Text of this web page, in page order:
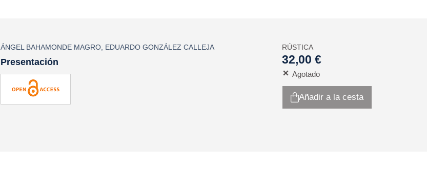
ÁNGEL BAHAMONDE MAGRO EDUARDO GONZÁLEZ CALLEJA
Presentación
RÚSTICA
32,00 €
Agotado
Añadir a la cesta